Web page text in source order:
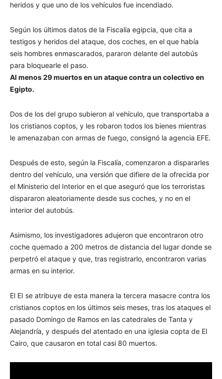
heridos y que uno de los vehículos fue incendiado.
Según los últimos datos de la Fiscalía egipcia, que cita a
testigos y heridos del ataque, dos coches, en el que había
seis hombres enmascarados, pararon delante del autobús
para bloquearle el paso.
Al menos 29 muertos en un ataque contra un colectivo en
Egipto.
Dos de los del grupo subieron al vehículo, que transportaba a
los cristianos coptos, y les robaron todos los bienes mientras
le amenazaban con armas de fuego, consignó la agencia EFE.
Después de esto, según la Fiscalía, comenzaron a dispararles
dentro del vehículo, una versión que difiere de la ofrecida por
el Ministerio del Interior en el que aseguró que los terroristas
dispararon aleatoriamente desde sus coches, y no en el
interior del autobús.
Asimismo, los investigadores adujeron que encontraron otro
coche quemado a 200 metros de distancia del lugar donde se
perpetró el ataque y que, tras registrarlo, encontraron varias
armas en su interior.
El EI se atribuye de esta manera la tercera masacre contra los
cristianos coptos en los últimos seis meses, tras los ataques el
pasado Domingo de Ramos en las catedrales de Tanta y
Alejandría, y después del atentado en una iglesia copta de El
Cairo, que causaron en total casi 80 muertos.